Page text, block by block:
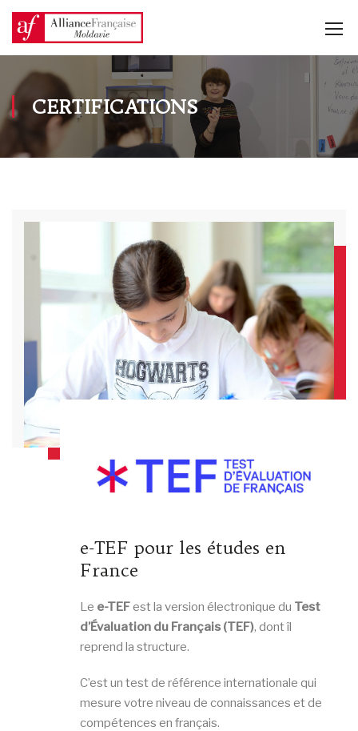
CERTIFICATIONS
e-TEF pour les études en
France
Le e-TEFest la version électronique du Test
d’Évaluation du Français (TEF), dont îl
reprend la structure.
C’est un test de référence internationale qui
mesure votre niveau de connaissances et de
compétences en français.